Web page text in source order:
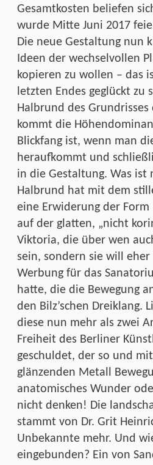
Gesamtkosten beliefen
wurde Mitte Juni 2017
Die neue Gestaltung nun
Ideen der wechselvollen
kopieren zu wollen – das
letzten Endes geglückt zu
Halbrund des
kommt die
Blickfang ist, wenn man
heraufkommt und
in die Gestaltung. Was ist
Halbrund hat mit dem
eine Erwiderung der
auf der glatten, „nicht
Viktoria, die über wen
sein, sondern sie will
Werbung für das
hatte, die die Bewegung
den Bilz’schen Dreiklang.
diese nun mehr als zwei
Freiheit des Berliner
geschuldet, der so und
glänzenden Metall
anatomisches Wunder
nicht denken! Die
stammt von Dr. Grit
Unbekannte mehr. Und
eingebunden? Ein von